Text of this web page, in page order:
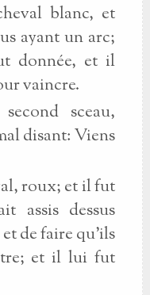
blanc, et
ayant un arc;
donnée, et il
vaincre.
sceau,
disant: Viens
roux; et il fut
assis dessus
de faire qu’ils
et il lui fut